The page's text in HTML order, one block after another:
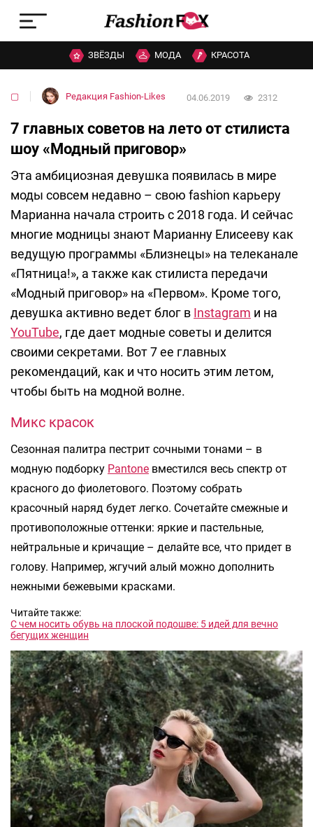
ЗВЁЗДЫ МОДА КРАСОТА
▢ Редакция Fashion-Likes 04.06.2019 2312
7 главных советов на лето от стилиста
шоу «Модный приговор»
Эта амбициозная девушка появилась в мире
моды совсем недавно – свою fashion карьеру
Марианна начала строить с 2018 года. И сейчас
многие модницы знают Марианну Елисееву как
ведущую программы «Близнецы» на телеканале
«Пятница!», а также как стилиста передачи
«Модный приговор» на «Первом». Кроме того,
девушка активно ведет блог в Instagram и на
YouTube, где дает модные советы и делится
своими секретами. Вот 7 ее главных
рекомендаций, как и что носить этим летом,
чтобы быть на модной волне.
Микс красок
Сезонная палитра пестрит сочными тонами – в
модную подборку Pantone вместился весь спектр от
красного до фиолетового. Поэтому собрать
красочный наряд будет легко. Сочетайте смежные и
противоположные оттенки: яркие и пастельные,
нейтральные и кричащие – делайте все, что придет в
голову. Например, жгучий алый можно дополнить
нежными бежевыми красками.
Читайте также:
С чем носить обувь на плоской подошве: 5 идей для вечно
бегущих женщин